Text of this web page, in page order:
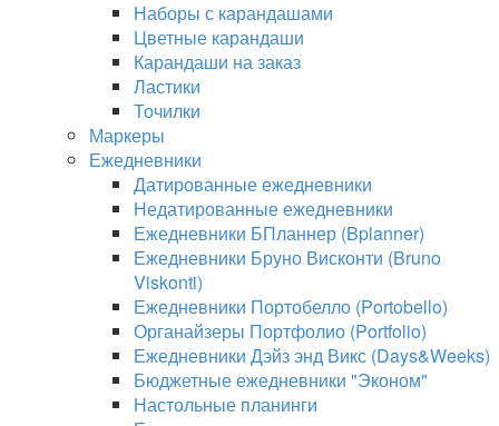
Наборы с карандашами
Цветные карандаши
Карандаши на заказ
Ластики
Точилки
Маркеры
Ежедневники
Датированные ежедневники
Недатированные ежедневники
Ежедневники БПланнер (Bplanner)
Ежедневники Бруно Висконти (Bruno
Viskonti)
Ежедневники Портобелло (Portobello)
Органайзеры Портфолио (Portfolio)
Ежедневники Дэйз энд Викс (Days&Weeks)
Бюджетные ежедневники "Эконом"
Настольные планинги